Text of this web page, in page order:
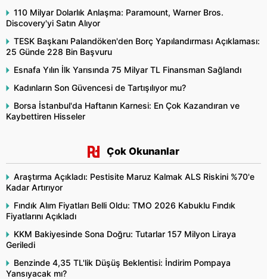
110 Milyar Dolarlık Anlaşma: Paramount, Warner Bros.
Discovery'yi Satın Alıyor
TESK Başkanı Palandöken'den Borç Yapılandırması Açıklaması:
25 Günde 228 Bin Başvuru
Esnafa Yılın İlk Yarısında 75 Milyar TL Finansman Sağlandı
Kadınların Son Güvencesi de Tartışılıyor mu?
Borsa İstanbul'da Haftanın Karnesi: En Çok Kazandıran ve
Kaybettiren Hisseler
Çok Okunanlar
Araştırma Açıkladı: Pestisite Maruz Kalmak ALS Riskini %70'e
Kadar Artırıyor
Fındık Alım Fiyatları Belli Oldu: TMO 2026 Kabuklu Fındık
Fiyatlarını Açıkladı
KKM Bakiyesinde Sona Doğru: Tutarlar 157 Milyon Liraya
Geriledi
Benzinde 4,35 TL'lik Düşüş Beklentisi: İndirim Pompaya
Yansıyacak mı?